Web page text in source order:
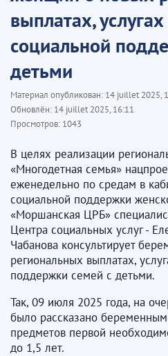
выплатах,
социальной
детьми
Материал опубликован: 14 juillet 2025,
Обновлён: 14 juillet 2025, 16:11
Просмотров: 1043
В целях реализации
«Многодетная семья»
еженедельно по средам в
социальной поддержки
«Моршанская ЦРБ»
Центра социальных услуг -
Чабанова консультирует
региональных выплатах,
поддержки семей с детьми.
Так, 09 июля 2025 года, на
было рассказано
предметов первой
до 1,5 лет.